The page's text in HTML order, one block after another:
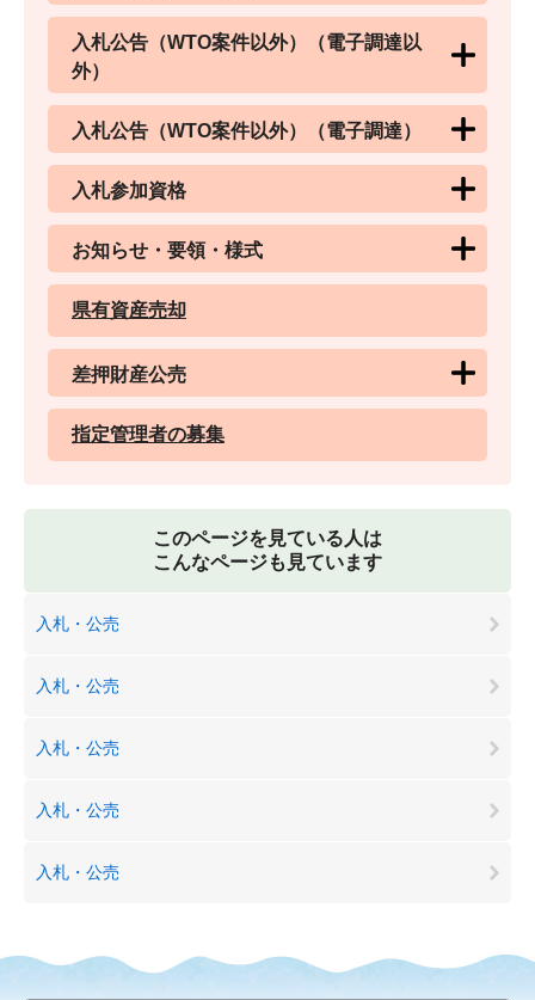
入札公告（WTO案件以外）（電子調達以
外）
入札公告（WTO案件以外）（電子調達）
入札参加資格
お知らせ・要領・様式
県有資産売却
差押財産公売
指定管理者の募集
このページを見ている人は
こんなページも見ています
入札・公売
入札・公売
入札・公売
入札・公売
入札・公売